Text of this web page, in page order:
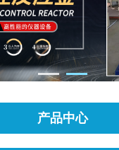
产品中心